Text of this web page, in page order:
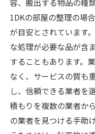
容、搬出する物品の種
1DKの部屋の整理の場
が目安とされています
な処理が必要な品が含
することもあります。
なく、サービスの質も
し、信頼できる業者を
積もりを複数の業者か
の業者を見つける手助